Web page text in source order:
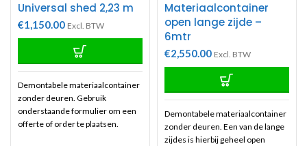
Universal shed 2,23 m
€1,150.00 Excl. BTW
Demontabele materiaalcontainer
zonder deuren. Gebruik
onderstaande formulier om een
offerte of order te plaatsen.
Materiaalcontainer
open lange zijde –
6mtr
€2,550.00 Excl. BTW
Demontabele materiaalcontainer
zonder deuren. Een van de lange
zijdes is hierbij geheel open